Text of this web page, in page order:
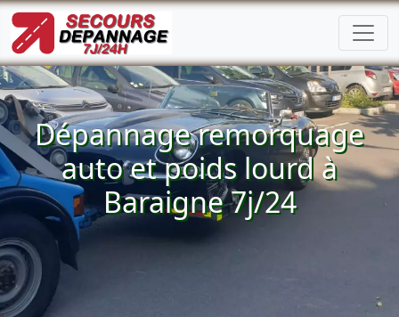
Dépannage remorquage
auto et poids lourd à
Baraigne 7j/24